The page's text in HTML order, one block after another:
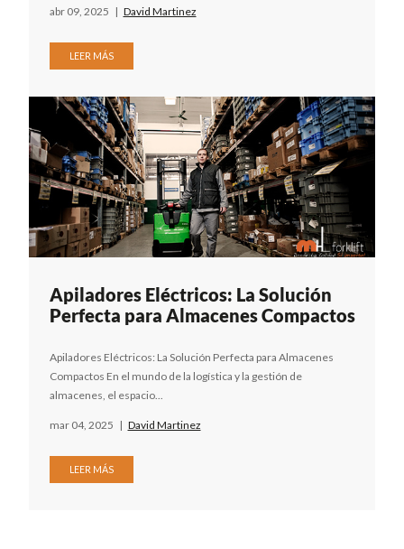
abr 09, 2025 | David Martinez
LEER MÁS
Apiladores Eléctricos: La Solución
Perfecta para Almacenes Compactos
Apiladores Eléctricos: La Solución Perfecta para Almacenes
Compactos En el mundo de la logística y la gestión de
almacenes, el espacio...
mar 04, 2025 | David Martinez
LEER MÁS